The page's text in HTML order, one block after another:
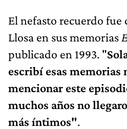
El nefasto recuerdo fue
Llosa en sus memorias
publicado en 1993. "
escribí esas memorias
mencionar este
muchos años no
más íntimos".